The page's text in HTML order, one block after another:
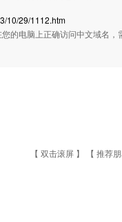
10/29/1112.htm
的电脑上正确访问中文域名，
【 双击滚屏 】 【 推荐